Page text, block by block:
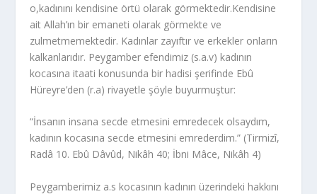
o,kadınını kendisine örtü olarak görmektedir.Kendisine
ait Allah’ın bir emaneti olarak görmekte ve
zulmetmemektedir. Kadınlar zayıftır ve erkekler onların
kalkanlarıdır. Peygamber efendimiz (s.a.v) kadının
kocasına itaati konusunda bir hadisi şerifinde Ebû
Hüreyre’den (r.a) rivayetle şöyle buyurmuştur:
“İnsanın insana secde etmesini emredecek olsaydım,
kadının kocasına secde etmesini emrederdim.” (Tirmizî,
Radâ 10. Ebû Dâvûd, Nikâh 40; İbni Mâce, Nikâh 4)
Peygamberimiz a.s kocasının kadının üzerindeki hakkını